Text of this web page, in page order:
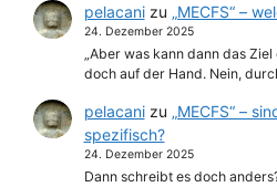
pelacanizu „MECFS“ –
24. Dezember 2025
„Aber was kann dann das
doch auf der Hand. Nein,
pelacanizu „MECFS“ –
spezifisch?
24. Dezember 2025
Dann schreibt es doch